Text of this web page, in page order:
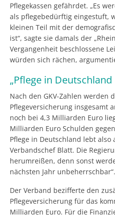
Pflegekassen gefährdet. „Es
als pflegebedürftig eingestuft,
kleinen Teil mit der
ist“, sagte sie damals der
Vergangenheit beschlossene
würden sich rächen,
„Pflege in
Nach den GKV-Zahlen werden
Pflegeversicherung insgesamt
noch bei 4,3 Milliarden Euro
Milliarden Euro Schulden
Pflege in Deutschland lebt also
Verbandschef Blatt. Die
herumreißen, denn sonst
nächsten Jahr unbeherrschbar“.
Der Verband bezifferte den
Pflegeversicherung für das
Milliarden Euro. Für die